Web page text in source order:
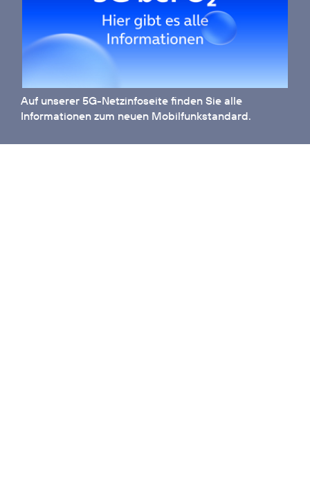
Auf unserer 5G-Netzinfoseite finden Sie alle
Informationen zum neuen Mobilfunkstandard.